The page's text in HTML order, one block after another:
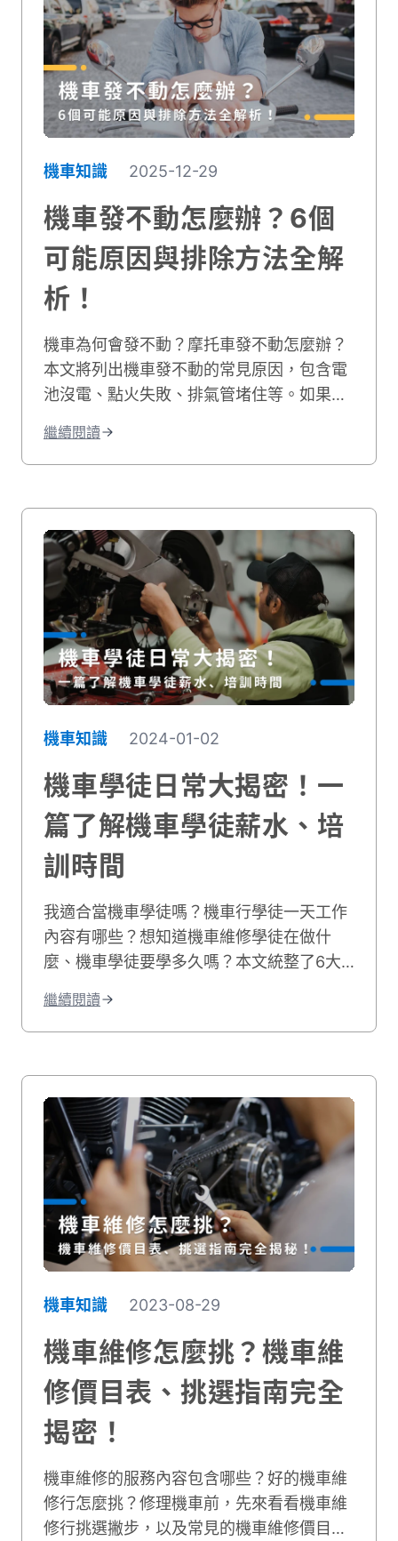
機車知識 2025-12-29
機車發不動怎麼辦？6個
可能原因與排除方法全解
析！
機車為何會發不動？摩托車發不動怎麼辦？
本文將列出機車發不動的常見原因，包含電
池沒電、點火失敗、排氣管堵住等。如果您
除的方法，讓您快速解決機車無法發動的困
境！
繼續閱讀
機車知識 2024-01-02
機車學徒日常大揭密！一
篇了解機車學徒薪水、培
訓時間
我適合當機車學徒嗎？機車行學徒一天工作
內容有哪些？想知道機車維修學徒在做什
麼、機車學徒要學多久嗎？本文統整了6大
機車學徒薪水，最後也附上相關職缺給想學
修機車的你！
繼續閱讀
機車知識 2023-08-29
機車維修怎麼挑？機車維
修價目表、挑選指南完全
揭密！
機車維修的服務內容包含哪些？好的機車維
修行怎麼挑？修理機車前，先來看看機車維
修行挑選撇步，以及常見的機車維修價目